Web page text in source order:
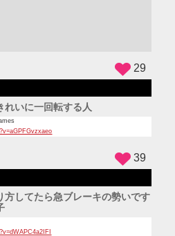
いに一回転する人
29